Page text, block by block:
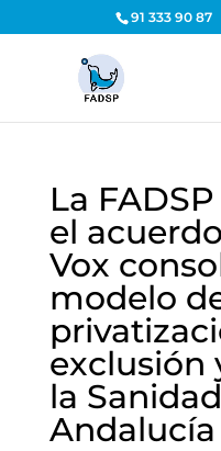
91 333 90 87
La
el
Vox
modelo
exclusión
la
Andalucía